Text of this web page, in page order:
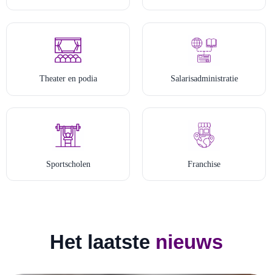
Theater en podia Salarisadministratie
Sportscholen Franchise
Het laatste nieuws